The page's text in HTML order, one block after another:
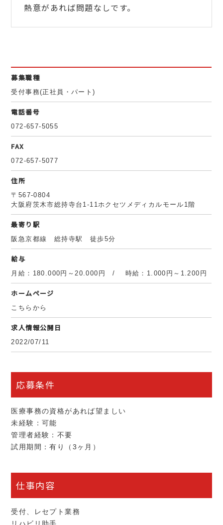
熱意があれば問題なしです。
募集職種
受付事務(正社員・パート)
電話番号
072-657-5055
FAX
072-657-5077
住所
〒567-0804
大阪府茨木市総持寺台1-11ホクセツメディカルモール1階
最寄り駅
阪急京都線 総持寺駅 徒歩5分
給与
月給：180.000円～20.000円 / 時給：1.000円～1.200円
ホームページ
こちらから
求人情報公開日
2022/07/11
応募条件
医療事務の資格があれば望ましい
未経験：可能
管理者経験：不要
試用期間：有り（3ヶ月）
仕事内容
受付、レセプト業務